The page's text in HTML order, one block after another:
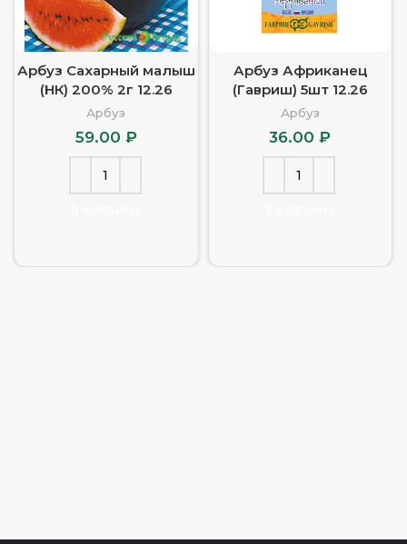
Арбуз Сахарный малыш
(НК) 200% 2г 12.26
Арбуз
59.00 ₽
Арбуз Африканец
(Гавриш) 5шт 12.26
Арбуз
36.00₽